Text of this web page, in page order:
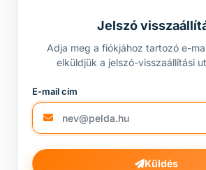
Jelszó
Adja meg a fiókjához tartozó e-
elküldjük a jelszó-visszaállítási
E-mail cím
Küldés